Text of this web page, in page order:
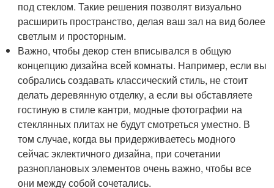
под стеклом. Такие решения позволят визуально
расширить пространство, делая ваш зал на вид более
светлым и просторным.
Важно, чтобы декор стен вписывался в общую
концепцию дизайна всей комнаты. Например, если вы
собрались создавать классический стиль, не стоит
делать деревянную отделку, а если вы обставляете
гостиную в стиле кантри, модные фотографии на
стеклянных плитах не будут смотреться уместно. В
том случае, когда вы придерживаетесь модного
сейчас эклектичного дизайна, при сочетании
разноплановых элементов очень важно, чтобы все
они между собой сочетались.